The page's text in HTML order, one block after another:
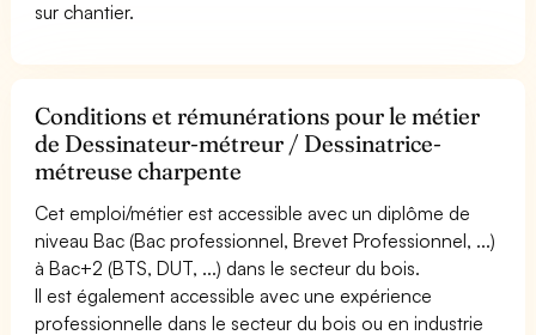
sur chantier.
Conditions et rémunérations pour le métier
de Dessinateur-métreur / Dessinatrice-
métreuse charpente
Cet emploi/métier est accessible avec un diplôme de
niveau Bac (Bac professionnel, Brevet Professionnel, ...)
à Bac+2 (BTS, DUT, ...) dans le secteur du bois.
Il est également accessible avec une expérience
professionnelle dans le secteur du bois ou en industrie